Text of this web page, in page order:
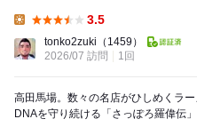
3.5
tonko2zuki （1459）
2026/07 訪問
1回
高田馬場。数々の名店がひしめくラ
DNAを守り続ける「さっぽろ羅偉伝」。 ここはあの伝説の名店「さ